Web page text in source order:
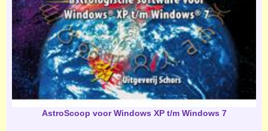
AstroScoop voor Windows XP t/m Windows 7